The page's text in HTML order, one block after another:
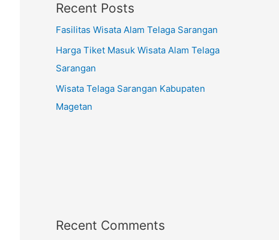
Recent Posts
Fasilitas Wisata Alam Telaga Sarangan
Harga Tiket Masuk Wisata Alam Telaga
Sarangan
Wisata Telaga Sarangan Kabupaten
Magetan
Recent Comments